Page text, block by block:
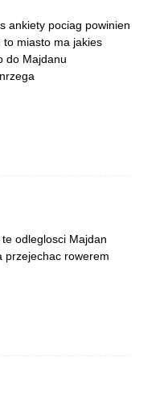
ankiety pociag powinien
to miasto ma jakies
do Majdanu
odleglosci Majdan
przejechac rowerem